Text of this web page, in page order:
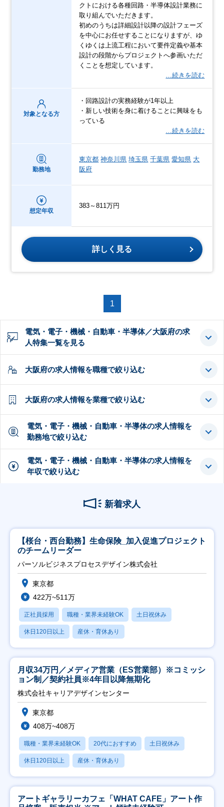
クトにおける各種回路・半導体設計業務に
取り組んでいただきます。
初めのうちは詳細設計以降の設計フェーズ
を中心にお任せすることになりますが、ゆ
くゆくは上流工程において要件定義や基本
設計の段階からプロジェクトへ参画いただ
くことを想定しています。
…続きを読む
対象となる方
・回路設計の実務経験が1年以上
・新しい技術を身に着けることに興味をも
っている
…続きを読む
勤務地
東京都 神奈川県 埼玉県 千葉県 愛知県 大
阪府
想定年収
383～811万円
詳しく見る
1
電気・電子・機械・自動車・半導体／大阪府の求
人特集一覧を見る
大阪府の求人情報を職種で絞り込む
大阪府の求人情報を業種で絞り込む
電気・電子・機械・自動車・半導体の求人情報を
勤務地で絞り込む
電気・電子・機械・自動車・半導体の求人情報を
年収で絞り込む
新着求人
【桜台・西台勤務】生命保険_加入促進プロジェクト
のチームリーダー
パーソルビジネスプロセスデザイン株式会社
東京都
422万~511万
正社員採用 職種・業界未経験OK 土日祝休み
休日120日以上 産休・育休あり
月収34万円／メディア営業（ES営業部）※コミッシ
ョン制／契約社員※4年目以降無期化
株式会社キャリアデザインセンター
東京都
408万~408万
職種・業界未経験OK 20代におすすめ 土日祝休み
休日120日以上 産休・育休あり
アートギャラリーカフェ「WHAT CAFE」アート作